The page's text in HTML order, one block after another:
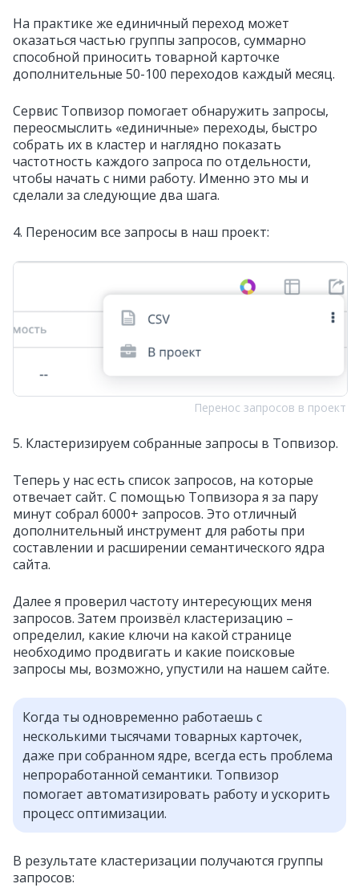
На практике же единичный переход может
оказаться частью группы запросов, суммарно
способной приносить товарной карточке
дополнительные 50-100 переходов каждый месяц.
Сервис Топвизор помогает обнаружить запросы,
переосмыслить «единичные» переходы, быстро
собрать их в кластер и наглядно показать
частотность каждого запроса по отдельности,
чтобы начать с ними работу. Именно это мы и
сделали за следующие два шага.
4. Переносим все запросы в наш проект:
Перенос запросов в проект
5. Кластеризируем собранные запросы в Топвизор.
Теперь у нас есть список запросов, на которые
отвечает сайт. С помощью Топвизора я за пару
минут собрал 6000+ запросов. Это отличный
дополнительный инструмент для работы при
составлении и расширении семантического ядра
сайта.
Далее я проверил частоту интересующих меня
запросов. Затем произвёл кластеризацию –
определил, какие ключи на какой странице
необходимо продвигать и какие поисковые
запросы мы, возможно, упустили на нашем сайте.
Когда ты одновременно работаешь с
несколькими тысячами товарных карточек,
даже при собранном ядре, всегда есть проблема
непроработанной семантики. Топвизор
помогает автоматизировать работу и ускорить
процесс оптимизации.
В результате кластеризации получаются группы
запросов: